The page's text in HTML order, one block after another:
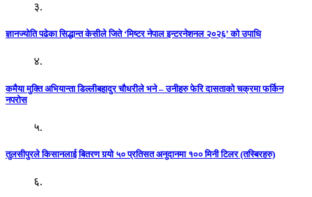
३.
ज्ञानज्योति पढेका सिद्धान्त केसीले जिते ‘मिष्टर नेपाल इन्टरनेशनल २०२६’ को उपाधि
४.
कमैया मुक्ति अभियान्ता डिल्लीबहादुर चौधरीले भने – उनीहरु फेरि दासताको चक्रमा फर्किन
नपरोस
५.
तुलसीपुरले किसानलाई बितरण गर्‍यो ५० प्रतिसत अनुदानमा १०० मिनी टिलर (तस्बिरहरु)
६.